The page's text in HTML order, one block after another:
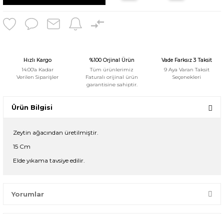
Hızlı Kargo
14:00'a Kadar
Verilen Siparişler
%100 Orjinal Ürün
Tüm ürünlerimiz
Faturalı orijinal ürün
garantisine sahiptir.
Vade Farksız 3 Taksit
9 Aya Varan Taksit
Seçenekleri
Ürün Bilgisi
Zeytin ağacından üretilmiştir.
15 Cm
Elde yıkama tavsiye edilir.
Yorumlar